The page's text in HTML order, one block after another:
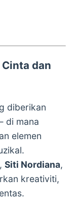
dan
diberikan
di mana
elemen
, Siti Nordiana,
kreativiti,